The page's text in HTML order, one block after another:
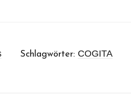
Schlagwörter: COGITA